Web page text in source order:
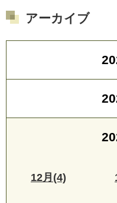
アーカイブ
12月(4)